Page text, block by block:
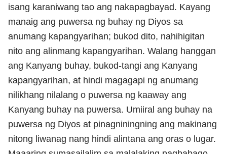
isang karaniwang tao ang nakapagbayad. Kayang
manaig ang puwersa ng buhay ng Diyos sa
anumang kapangyarihan; bukod dito, nahihigitan
nito ang alinmang kapangyarihan. Walang hanggan
ang Kanyang buhay, bukod-tangi ang Kanyang
kapangyarihan, at hindi magagapi ng anumang
nilikhang nilalang o puwersa ng kaaway ang
Kanyang buhay na puwersa. Umiiral ang buhay na
puwersa ng Diyos at pinagniningning ang makinang
nitong liwanag nang hindi alintana ang oras o lugar.